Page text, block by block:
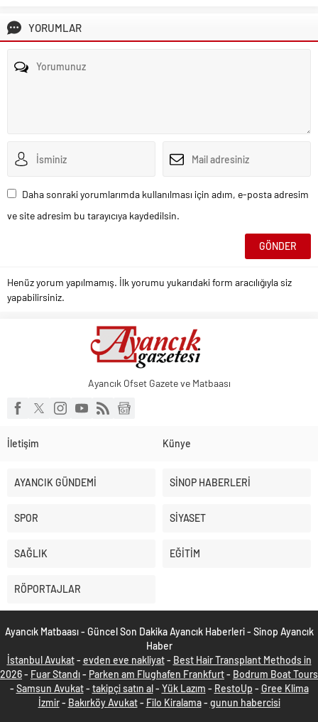
YORUMLAR
Daha sonraki yorumlarımda kullanılması için adım, e-posta adresim
ve site adresim bu tarayıcıya kaydedilsin.
Henüz yorum yapılmamış. İlk yorumu yukarıdaki form aracılığıyla siz
yapabilirsiniz.
Ayancık Ofset Gazete ve Matbaası
İletişim Künye
AYANCIK GÜNDEMİ SİNOP HABERLERİ
SPOR SİYASET
SAĞLIK EĞİTİM
RÖPORTAJLAR
Ayancık Matbaası - Güncel Son Dakika Ayancık Haberleri - Sinop Ayancık
Haber
İstanbul Avukat- evden eve nakliyat- Best Hair Transplant Methods in
2026- Fuar Standı- Parken am Flughafen Frankfurt- Bodrum Boat Tours
- Samsun Avukat- takipçi satın al - Yük Lazım - RestoUp - Gree Klima
İzmir- Bakırköy Avukat- Filo Kiralama- gunun habercisi